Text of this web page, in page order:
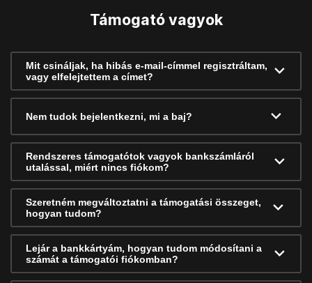
Támogató vagyok
Mit csináljak, ha hibás e-mail-címmel regisztráltam,
vagy elfelejtettem a címet?
Nem tudok bejelentkezni, mi a baj?
Rendszeres támogatótok vagyok bankszámláról
utalással, miért nincs fiókom?
Szeretném megváltoztatni a támogatási összeget,
hogyan tudom?
Lejár a bankkártyám, hogyan tudom módosítani a
számát a támogatói fiókomban?